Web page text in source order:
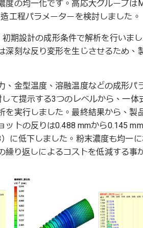
の均一化です。高応大グループは
工程パラメーターを検討しました。
期設計の成形条件で解析を行いま
刻な反り変形を生じさせるため、
金型温度、溶融温度などの成形パ
て提示する3つのレベルから、一体
実行しました。最終結果から、製
トの反りは0.488 mmから0.145
に低下しました。粉末濃度も均一
り返しによるコストを低減する事